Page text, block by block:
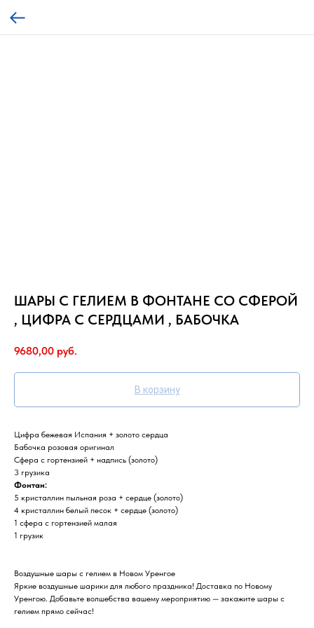
ШАРЫ С ГЕЛИЕМ В ФОНТАНЕ СО СФЕРОЙ
, ЦИФРА С СЕРДЦАМИ , БАБОЧКА
9680,00 руб.
В корзину
Цифра бежевая Испания + золото сердца
Бабочка розовая оригинал
Сфера с гортензией + надпись (золото)
3 грузика
Фонтан:
5 кристаллин пыльная роза + сердце (золото)
4 кристаллин белый песок + сердце (золото)
1 сфера с гортензией малая
1 грузик
Воздушные шары с гелием в Новом Уренгое
Яркие воздушные шарики для любого праздника! Доставка по Новому
Уренгою. Добавьте волшебства вашему мероприятию — закажите шары с
гелием прямо сейчас!